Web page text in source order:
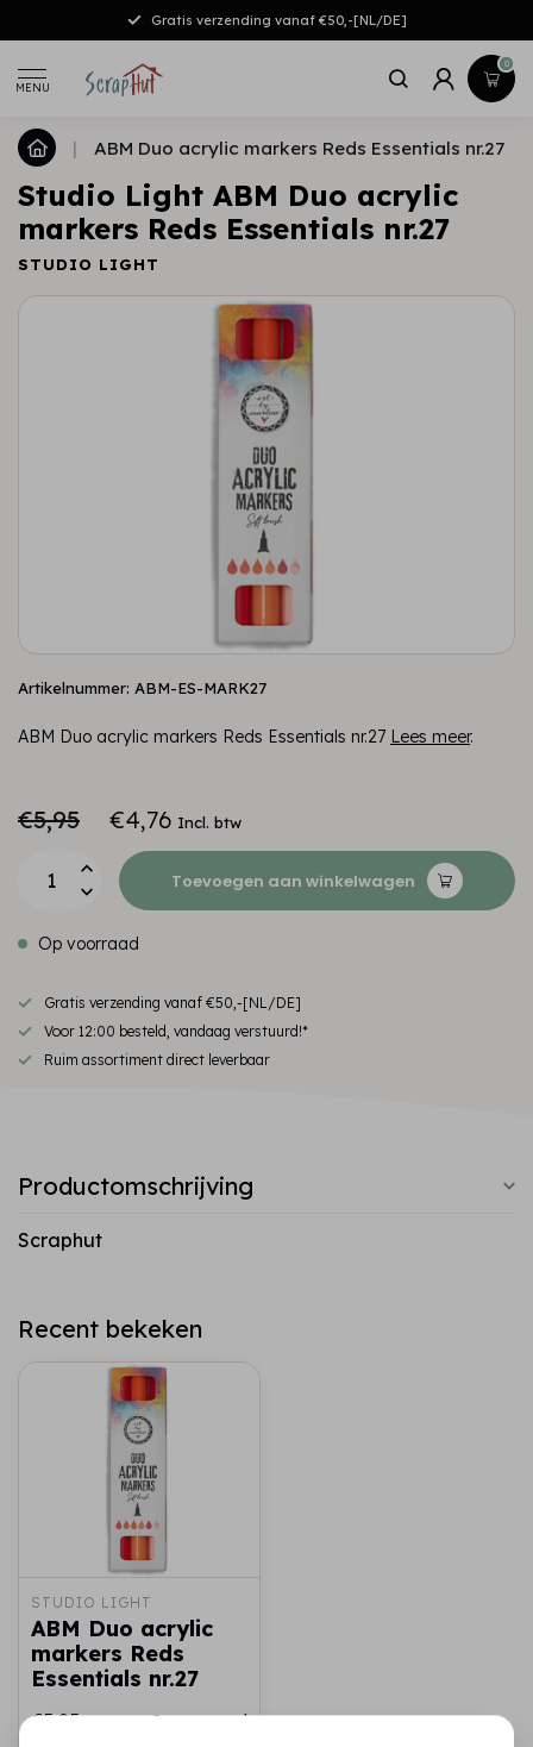
Gratis verzending vanaf €50,-[NL/DE]
MENU
0
| ABM Duo acrylic markers Reds Essentials nr.27
Studio Light ABM Duo acrylic
markers Reds Essentials nr.27
STUDIO LIGHT
Artikelnummer: ABM-ES-MARK27
ABM Duo acrylic markers Reds Essentials nr.27 Lees meer.
€5,95 €4,76 Incl. btw
Toevoegen aan winkelwagen
Op voorraad
Gratis verzending vanaf €50,-[NL/DE]
Voor 12:00 besteld, vandaag verstuurd!*
Ruim assortiment direct leverbaar
Productomschrijving
Scraphut
Recent bekeken
STUDIO LIGHT
ABM Duo acrylic
markers Reds
Essentials nr.27
€5,95 Op voorraad